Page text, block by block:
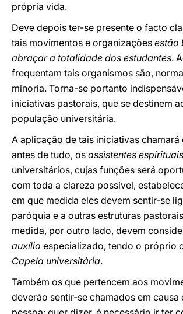
própria vida.
Deve depois ter-se presente o facto
tais movimentos e organizações estão
abraçar a totalidade dos estudantes.
frequentam tais organismos são,
minoria. Torna-se portanto
iniciativas pastorais, que se destinem
população universitária.
A aplicação de tais iniciativas chamará
antes de tudo, os assistentes espirituais
universitários, cujas funções será
com toda a clareza possível,
em que medida eles devem sentir-se
paróquia e a outras estruturas
medida, por outro lado, devem
auxílio especializado, tendo o próprio
Capela universitária.
Também os que pertencem aos
deverão sentir-se chamados em causa